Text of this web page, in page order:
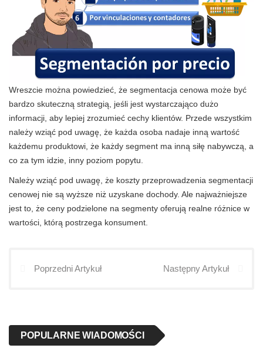
Wreszcie można powiedzieć, że segmentacja cenowa może być
bardzo skuteczną strategią, jeśli jest wystarczająco dużo
informacji, aby lepiej zrozumieć cechy klientów. Przede wszystkim
należy wziąć pod uwagę, że każda osoba nadaje inną wartość
każdemu produktowi, że każdy segment ma inną siłę nabywczą, a
co za tym idzie, inny poziom popytu.
Należy wziąć pod uwagę, że koszty przeprowadzenia segmentacji
cenowej nie są wyższe niż uzyskane dochody. Ale najważniejsze
jest to, że ceny podzielone na segmenty oferują realne różnice w
wartości, którą postrzega konsument.
Poprzedni Artykuł Następny Artykuł
POPULARNE WIADOMOŚCI